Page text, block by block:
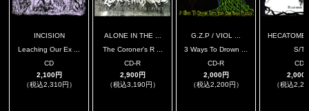
INCISION
Leaching Our Ex ...
CD
2,100円
（税込2,310円）
ALONE IN THE ...
The Coroner's R ...
CD-R
2,900円
（税込3,190円）
G.Z.P / VIOL ...
3 Ways To Drown ...
CD-R
2,000円
（税込2,200円）
S/T
CD
2,000
（税込